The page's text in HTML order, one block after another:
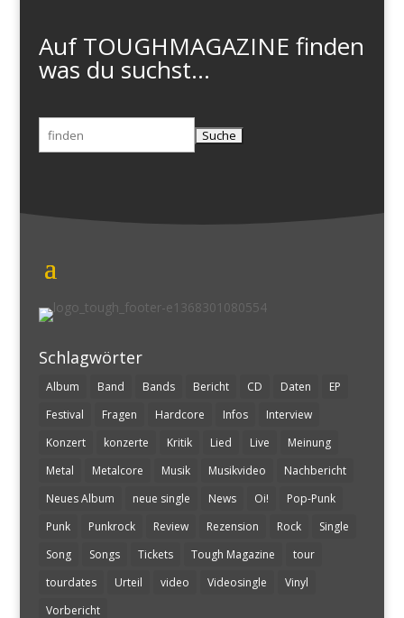
Auf TOUGHMAGAZINE finden
was du suchst...
Suchen
nach:
Schlagwörter
Album Band Bands Bericht CD Daten
EP
Festival
Fragen Hardcore Infos
Interview
Konzert
konzerte Kritik Lied Live
Meinung
Metal
Metalcore Musik Musikvideo
Nachbericht
Neues Album
neue single News Oi!
Pop-Punk
Punk
Punkrock Review Rezension Rock
Single
Song
Songs Tickets Tough Magazine
tour
tourdates
Urteil video Videosingle
Vinyl
Vorbericht